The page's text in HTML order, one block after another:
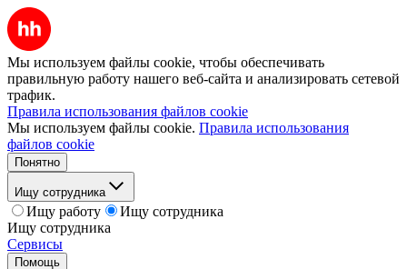
Мы используем файлы cookie, чтобы обеспечивать
правильную работу нашего веб-сайта и анализировать сетевой
трафик.
Правила использования файлов cookie
Мы используем файлы cookie. Правила использования
файлов cookie
Понятно
Ищу сотрудника
Ищу работу
Ищу сотрудника
Ищу сотрудника
Сервисы
Помощь